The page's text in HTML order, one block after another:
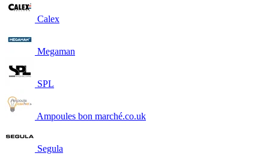
Calex
Megaman
SPL
Ampoules bon marché.co.uk
Segula